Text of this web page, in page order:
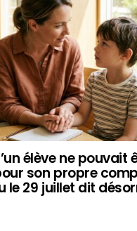
élève ne pouvait
son propre
le 29 juillet dit